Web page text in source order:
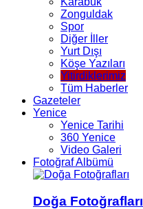
Zonguldak
Spor
Diğer İller
Yurt Dışı
Köşe Yazıları
Yitirdiklerimiz
Tüm Haberler
Gazeteler
Yenice
Yenice Tarihi
360 Yenice
Video Galeri
Fotoğraf Albümü
Doğa Fotoğrafları